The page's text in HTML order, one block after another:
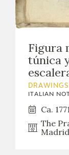
Figura
túnica
DRAWINGS
ITALIAN
Ca. 1771
The
Madrid